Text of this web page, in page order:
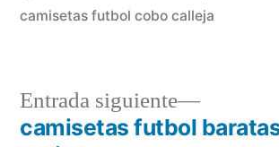
camisetas futbol cobo calleja
Entrada siguiente
Entrada
camisetas futbol